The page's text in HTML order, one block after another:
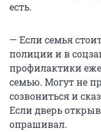
есть.
— Если семья
полиции и в
профилактики
семью. Могут не
созвониться и
Если дверь
опрашивал.